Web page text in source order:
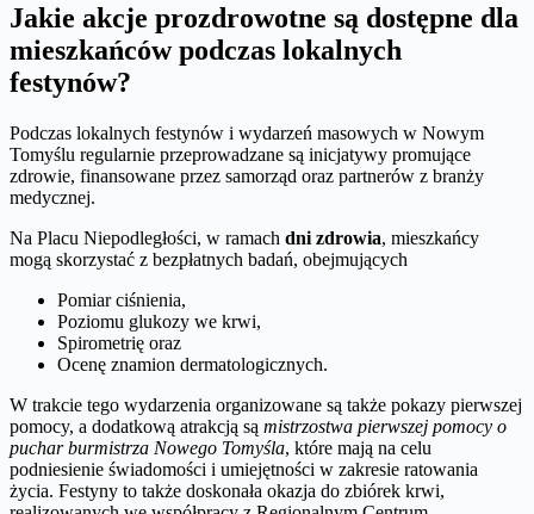
Jakie akcje prozdrowotne są dostępne dla
mieszkańców podczas lokalnych
festynów?
Podczas lokalnych festynów i wydarzeń masowych w Nowym
Tomyślu regularnie przeprowadzane są inicjatywy promujące
zdrowie, finansowane przez samorząd oraz partnerów z branży
medycznej.
Na Placu Niepodległości, w ramach dni zdrowia, mieszkańcy
mogą skorzystać z bezpłatnych badań, obejmujących
Pomiar ciśnienia,
Poziomu glukozy we krwi,
Spirometrię oraz
Ocenę znamion dermatologicznych.
W trakcie tego wydarzenia organizowane są także pokazy pierwszej
pomocy, a dodatkową atrakcją są mistrzostwa pierwszej pomocy o
puchar burmistrza Nowego Tomyśla, które mają na celu
podniesienie świadomości i umiejętności w zakresie ratowania
życia. Festyny to także doskonała okazja do zbiórek krwi,